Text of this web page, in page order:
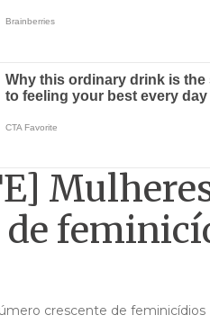
de
crescente de feminicídios